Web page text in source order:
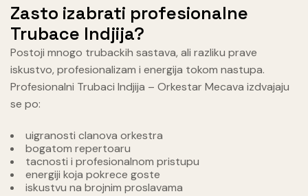
Zasto izabrati profesionalne
Trubace Indjija?
Postoji mnogo trubackih sastava, ali razliku prave
iskustvo, profesionalizam i energija tokom nastupa.
Profesionalni Trubaci Indjija – Orkestar Mecava izdvajaju
se po:
uigranosti clanova orkestra
bogatom repertoaru
tacnosti i profesionalnom pristupu
energiji koja pokrece goste
iskustvu na brojnim proslavama